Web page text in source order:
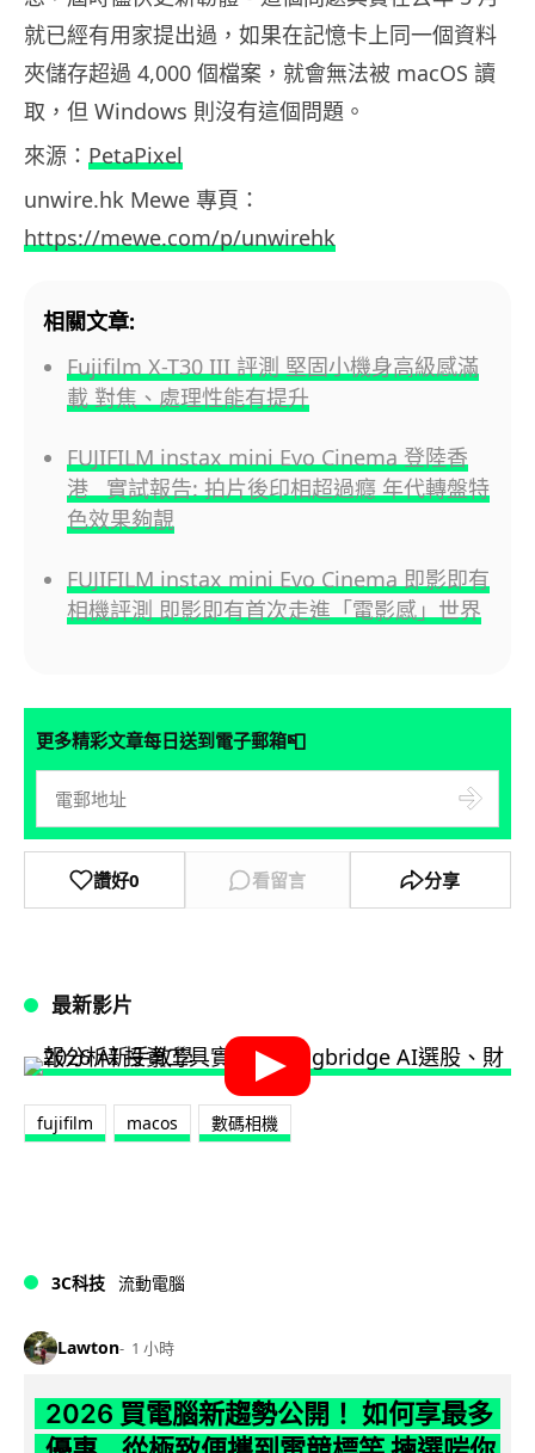
就已經有用家提出過，如果在記憶卡上同一個資料
夾儲存超過 4,000 個檔案，就會無法被 macOS 讀
取，但 Windows 則沒有這個問題。
來源： PetaPixel
unwire.hk Mewe 專頁：
https://mewe.com/p/unwirehk
相關文章:
Fujifilm X-T30 III 評測 堅固小機身高級感滿
載 對焦、處理性能有提升
FUJIFILM instax mini Evo Cinema 登陸香
港 實試報告: 拍片後印相超過癮 年代轉盤特
色效果夠靚
FUJIFILM instax mini Evo Cinema 即影即有
相機評測 即影即有首次走進「電影感」世界
更多精彩文章每日送到電子郵箱📮
讚好0 看留言 分享
最新影片
fujifilm macos 數碼相機
3C科技 流動電腦
Lawton 1 小時
2026 買電腦新趨勢公開！ 如何享最多